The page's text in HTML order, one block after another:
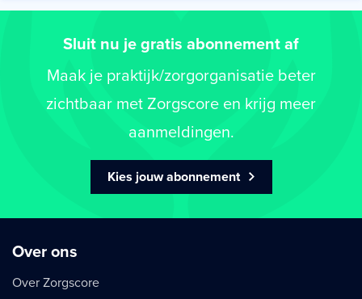
Sluit nu je gratis abonnement af
Maak je praktijk/zorgorganisatie beter
zichtbaar met Zorgscore en krijg meer
aanmeldingen.
Kies jouw abonnement
Over ons
Over Zorgscore